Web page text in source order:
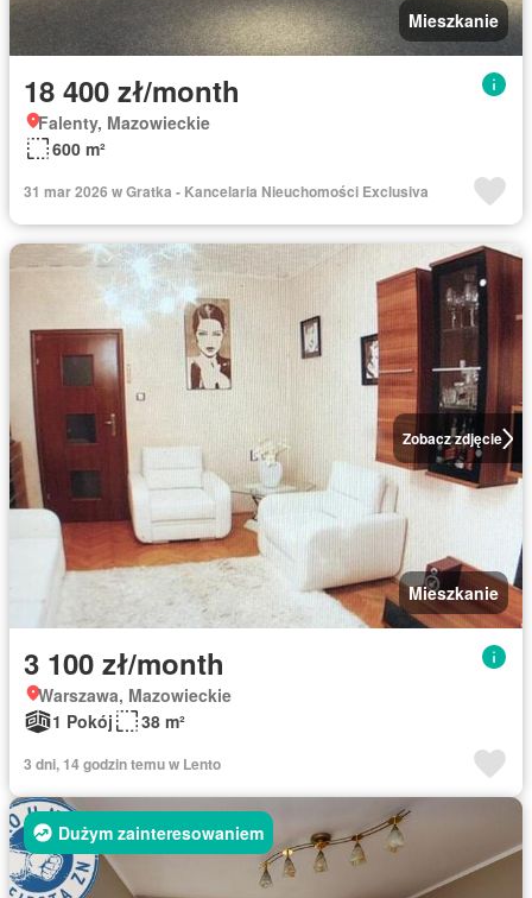
Mieszkanie
18 400 zł/month
Falenty, Mazowieckie
600 m²
31 mar 2026 w Gratka - Kancelaria Nieuchomości Exclusiva
Zobacz zdjęcie
Mieszkanie
3 100 zł/month
Warszawa, Mazowieckie
1 Pokój
38 m²
3 dni, 14 godzin temu w Lento
Dużym zainteresowaniem